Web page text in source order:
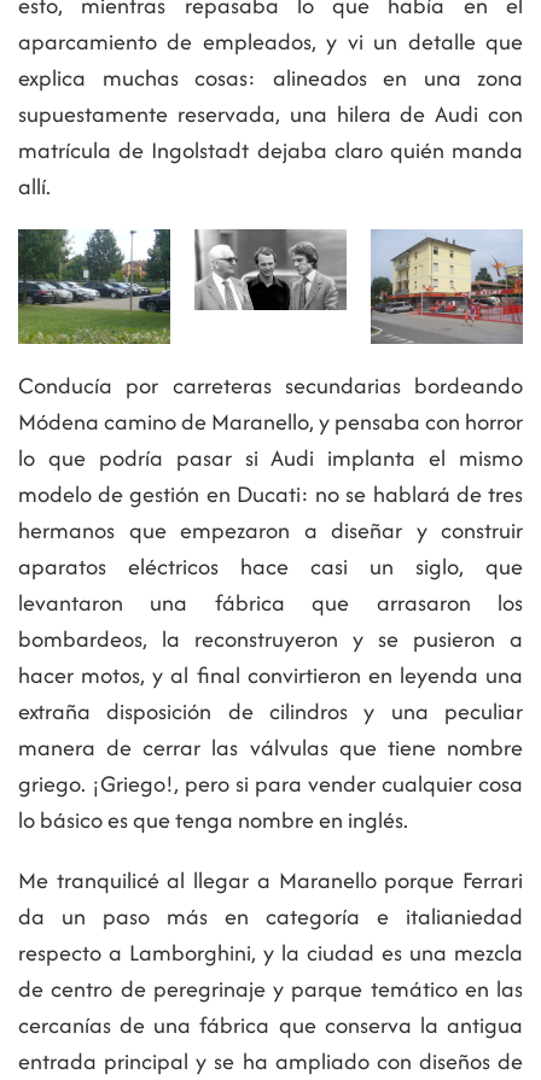
aparcamiento de empleados, y vi un detalle que
explica muchas cosas: alineados en una zona
supuestamente reservada, una hilera de Audi con
matrícula de Ingolstadt dejaba claro quién manda
allí.
Conducía por carreteras secundarias bordeando
Módena camino de Maranello, y pensaba con horror
lo que podría pasar si Audi implanta el mismo
modelo de gestión en Ducati: no se hablará de tres
hermanos que empezaron a diseñar y construir
aparatos eléctricos hace casi un siglo, que
levantaron una fábrica que arrasaron los
bombardeos, la reconstruyeron y se pusieron a
hacer motos, y al final convirtieron en leyenda una
extraña disposición de cilindros y una peculiar
manera de cerrar las válvulas que tiene nombre
griego. ¡Griego!, pero si para vender cualquier cosa
lo básico es que tenga nombre en inglés.
Me tranquilicé al llegar a Maranello porque Ferrari
da un paso más en categoría e italianiedad
respecto a Lamborghini, y la ciudad es una mezcla
de centro de peregrinaje y parque temático en las
cercanías de una fábrica que conserva la antigua
entrada principal y se ha ampliado con diseños de